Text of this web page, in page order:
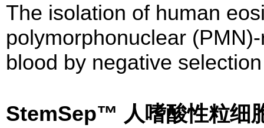
The isolation of human
polymorphonuclear
blood by negative selection
StemSep™ 人嗜酸性粒细